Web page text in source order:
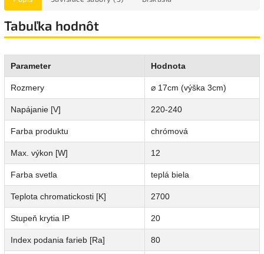
Tabuľka hodnôt
Parameter Hodnota
Rozmery ⌀ 17cm (výška 3cm)
Napájanie [V] 220-240
Farba produktu chrómová
Max. výkon [W] 12
Farba svetla teplá biela
Teplota chromatickosti [K] 2700
Stupeň krytia IP 20
Index podania farieb [Ra] 80